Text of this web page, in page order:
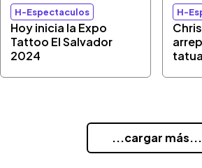
H-Espectaculos
Hoy inicia la Expo
Tattoo El Salvador
2024
H-
...cargar más...